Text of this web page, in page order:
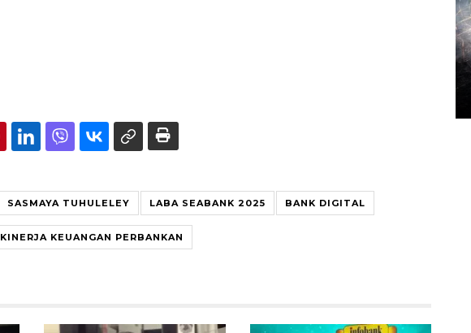
SASMAYA TUHULELEY LABA SEABANK 2025 BANK DIGITAL
KINERJA KEUANGAN PERBANKAN